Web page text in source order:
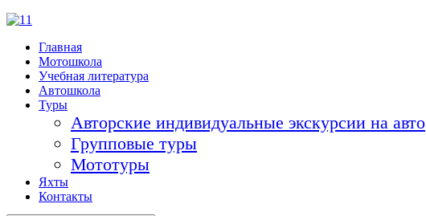
Главная
Мотошкола
Учебная литература
Автошкола
Туры
Авторские индивидуальные экскурсии на авто
Групповые туры
Мототуры
Яхты
Контакты